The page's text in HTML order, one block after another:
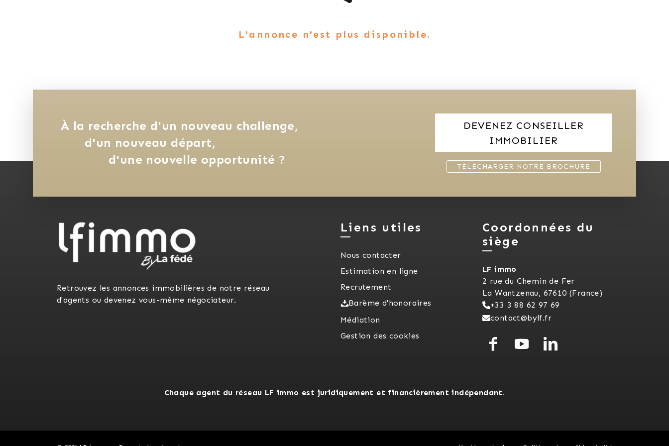
L'annonce n'est plus disponible.
À la recherche d'un nouveau challenge,
d'un nouveau départ,
d'une nouvelle opportunité ?
DEVENEZ CONSEILLER
IMMOBILIER
TÉLÉCHARGER NOTRE BROCHURE
Retrouvez les annonces immobilières de notre réseau
d'agents ou devenez vous-même négociateur.
Liens utiles
Nous contacter
Estimation en ligne
Recrutement
Barème d'honoraires
Médiation
Gestion des cookies
Coordonnées du
siège
LF immo
2 rue du Chemin de Fer
La Wantzenau, 67610 (France)
+33 3 88 62 97 69
contact@bylf.fr
Chaque agent du réseau LF immo est juridiquement et financièrement indépendant.